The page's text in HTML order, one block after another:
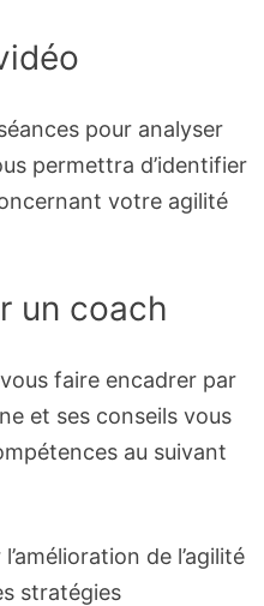
pour analyser
permettra d’identifier
votre agilité
un coach
faire encadrer par
et ses conseils vous
au suivant
de l’agilité
stratégies